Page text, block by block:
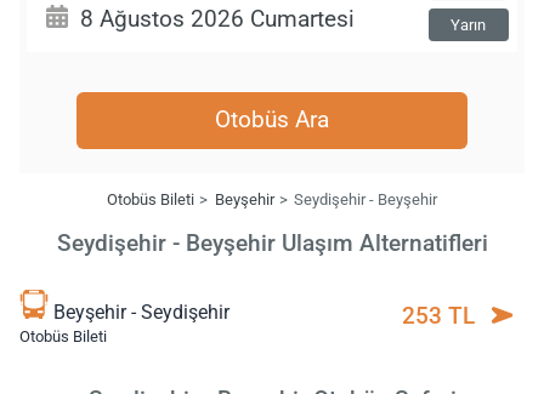
Yarın
Otobüs Ara
Otobüs Bileti Beyşehir Seydişehir - Beyşehir
Seydişehir - Beyşehir Ulaşım Alternatifleri
Beyşehir - Seydişehir
Otobüs Bileti
253 TL